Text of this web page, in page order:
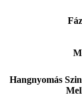
Hangnyomás